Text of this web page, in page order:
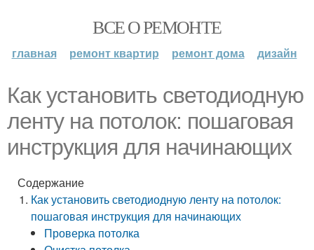
ВСЕ О РЕМОНТЕ
главная ремонт квартир ремонт дома дизайн
Как установить светодиодную
ленту на потолок: пошаговая
инструкция для начинающих
Содержание
Как установить светодиодную ленту на потолок:
пошаговая инструкция для начинающих
Проверка потолка